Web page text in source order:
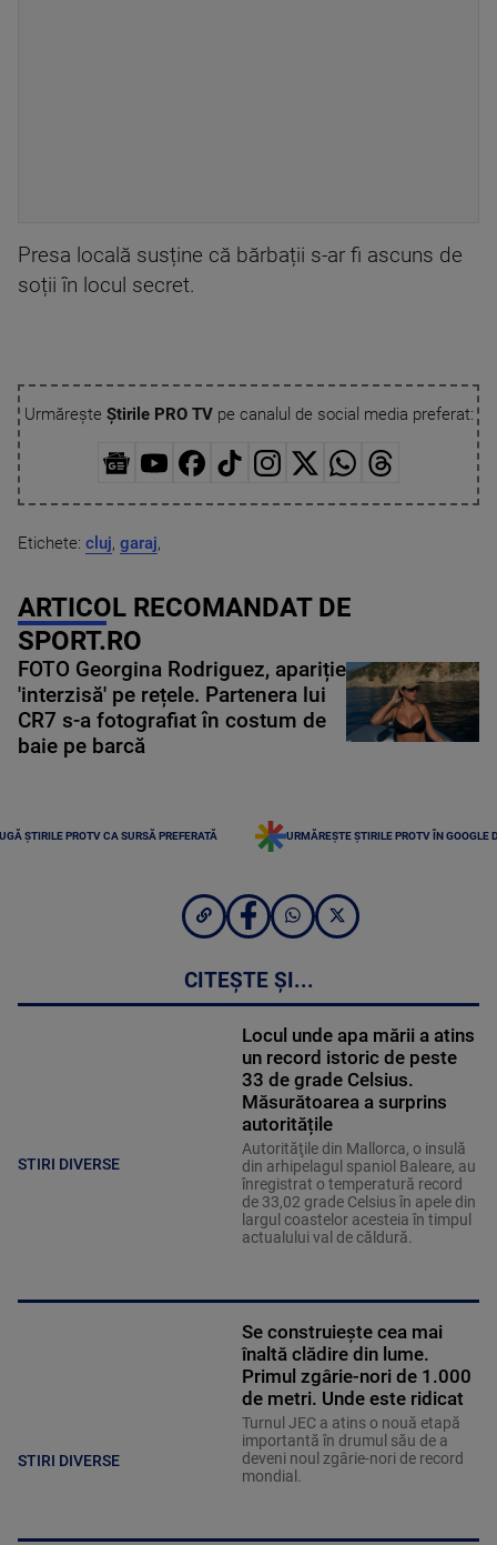
Presa locală susține că bărbații s-ar fi ascuns de
soții în locul secret.
Urmărește Știrile PRO TVpe canalul de social media preferat:
Etichete: cluj, garaj,
ARTICOL RECOMANDAT DE
SPORT.RO
FOTO Georgina Rodriguez, apariție
'interzisă' pe rețele. Partenera lui
CR7 s-a fotografiat în costum de
baie pe barcă
ȘTIRILE PROTV CA SURSĂ PREFERATĂ URMĂREȘTE ȘTIRILE PROTV ÎN GOOGLE
CITEȘTE ȘI...
STIRI DIVERSE
Locul unde apa mării a atins
un record istoric de peste
33 de grade Celsius.
Măsurătoarea a surprins
autoritățile
Autorităţile din Mallorca, o insulă
din arhipelagul spaniol Baleare, au
înregistrat o temperatură record
de 33,02 grade Celsius în apele din
largul coastelor acesteia în timpul
actualului val de căldură.
STIRI DIVERSE
Se construiește cea mai
înaltă clădire din lume.
Primul zgârie-nori de 1.000
de metri. Unde este ridicat
Turnul JEC a atins o nouă etapă
importantă în drumul său de a
deveni noul zgârie-nori de record
mondial.